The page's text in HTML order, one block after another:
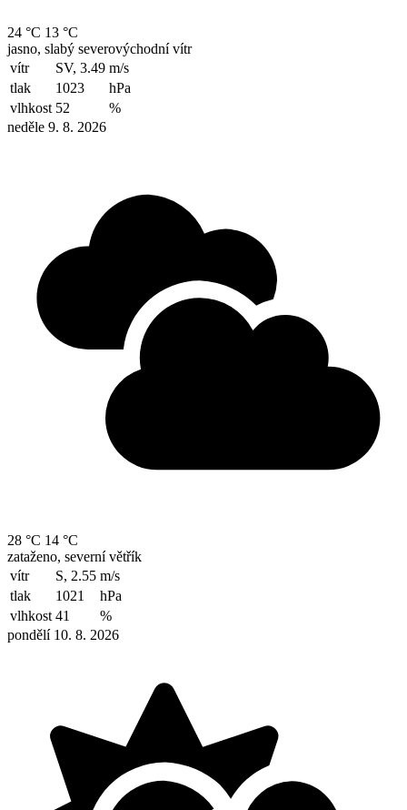
24 °C 13 °C
jasno, slabý severovýchodní vítr
vítr
SV, 3.49 m/s
tlak
1023
hPa
vlhkost 52
%
neděle 9. 8. 2026
28 °C 14 °C
zataženo, severní větřík
vítr
S, 2.55 m/s
tlak
1021
hPa
vlhkost 41
%
pondělí 10. 8. 2026